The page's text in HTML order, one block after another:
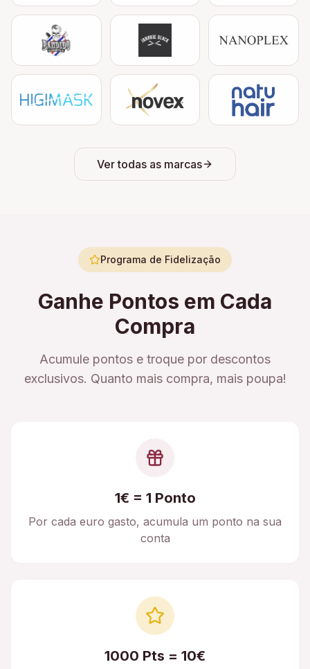
Ver todas as marcas
Programa de Fidelização
Ganhe Pontos em Cada
Compra
Acumule pontos e troque por descontos
exclusivos. Quanto mais compra, mais poupa!
1€ = 1 Ponto
Por cada euro gasto, acumula um ponto na sua
conta
1000 Pts = 10€